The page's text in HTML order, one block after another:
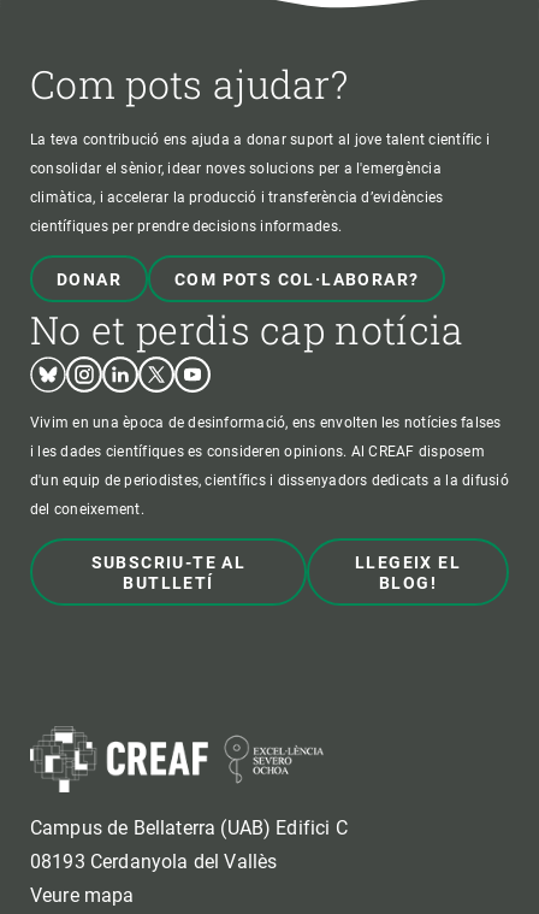
Com pots ajudar?
La teva contribució ens ajuda a donar suport al jove talent científic i
consolidar el sènior, idear noves solucions per a l'emergència
climàtica, i accelerar la producció i transferència d’evidències
científiques per prendre decisions informades.
DONAR COM POTS COL·LABORAR?
No et perdis cap notícia
BlueskyInstagram
LinkedinTwitterYoutube
Vivim en una època de desinformació, ens envolten les notícies falses
i les dades científiques es consideren opinions. Al CREAF disposem
d'un equip de periodistes, científics i dissenyadors dedicats a la difusió
del coneixement.
SUBSCRIU-TE AL
BUTLLETÍ
LLEGEIX EL
BLOG!
Campus de Bellaterra (UAB) Edifici C
08193 Cerdanyola del Vallès
Veure mapa